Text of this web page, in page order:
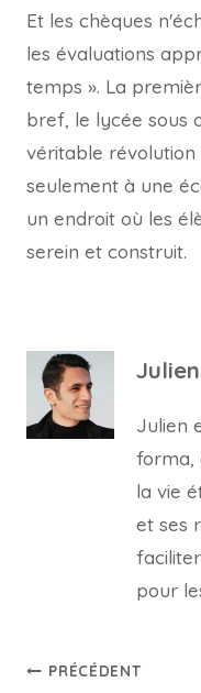
Et les chèques
les évaluations
temps ». La
bref, le lycée sous
véritable
seulement à une
un endroit où les
serein et construit.
Julien
Julien
forma,
la vie
et ses
pour
Navigation
PRÉCÉDENT